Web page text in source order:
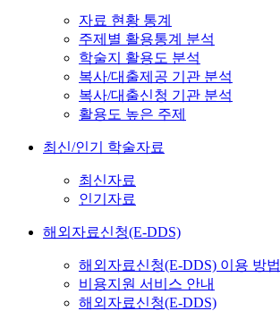
자료 현황 통계
주제별 활용통계 분석
학술지 활용도 분석
복사/대출제공 기관 분석
복사/대출신청 기관 분석
활용도 높은 주제
최신/인기 학술자료
최신자료
인기자료
해외자료신청(E-DDS)
해외자료신청(E-DDS) 이용 방법
비용지원 서비스 안내
해외자료신청(E-DDS)